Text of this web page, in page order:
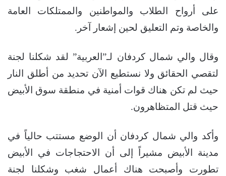
على أرواح الطلاب والمواطنين والممتلكات العامة
والخاصة وتم التعليق لحين إشعار آخر.
وقال والي شمال كردفان لـ”العربية” لقد شكلنا لجنة
لتقصي الحقائق ولا نستطيع الآن تحديد من أطلق النار
حيث لم تكن هناك قوات أمنية في منطقة سوق الأبيض
حيث قتل المتظاهرون.
وأكد والي شمال كردفان أن الوضع مستتب حالياً في
مدينة الأبيض مشيراً إلى أن الاحتجاجات في الأبيض
تطورت وأصبحت هناك أعمال شغب وشكلنا لجنة